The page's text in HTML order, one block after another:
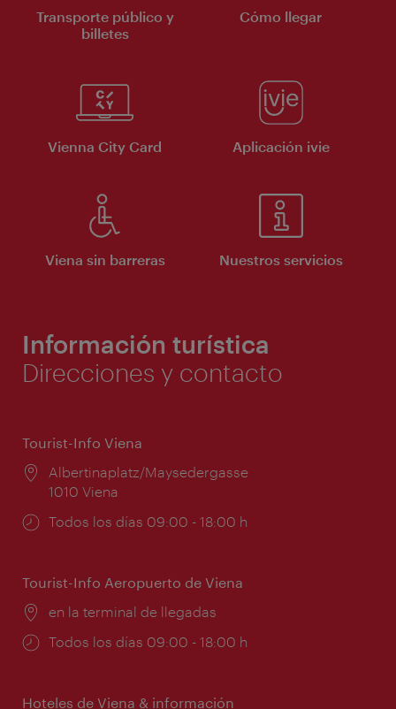
Transporte público y
billetes
Cómo llegar
Vienna City Card Aplicación ivie
Viena sin barreras Nuestros servicios
Información turística
Direcciones y contacto
Tourist-Info Viena
Lugar:
Albertinaplatz/Maysedergasse
1010 Viena
Horarios
Todos los días 09:00 - 18:00 h
Tourist-Info Aeropuerto de Viena
Lugar:
en la terminal de llegadas
Horarios
Todos los días 09:00 - 18:00 h
Hoteles de Viena & información